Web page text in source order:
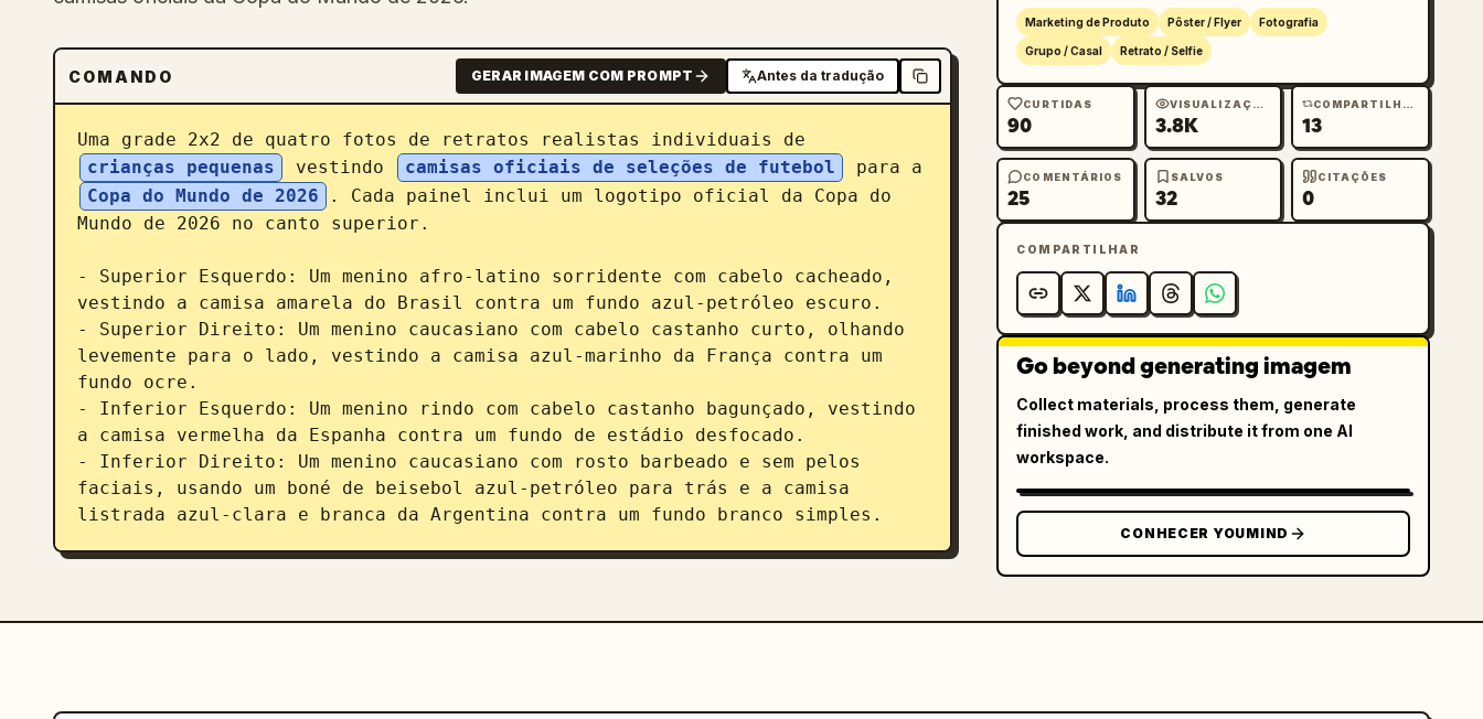
COMANDO GERAR IMAGEM COM PROMPT Antes da tradução
Uma grade 2x2 de quatro fotos de retratos realistas individuais de
crianças pequenas
vestindo camisas oficiais de seleções de futebol
Copa do Mundo de 2026
. Cada painel inclui um logotipo oficial da Copa do
Mundo de 2026 no canto superior.
- Superior Esquerdo: Um menino afro-latino sorridente com cabelo cacheado,
vestindo a camisa amarela do Brasil contra um fundo azul-petróleo escuro.
- Superior Direito: Um menino caucasiano com cabelo castanho curto, olhando
levemente para o lado, vestindo a camisa azul-marinho da França contra um
fundo ocre.
- Inferior Esquerdo: Um menino rindo com cabelo castanho bagunçado, vestindo
a camisa vermelha da Espanha contra um fundo de estádio desfocado.
- Inferior Direito: Um menino caucasiano com rosto barbeado e sem pelos
faciais, usando um boné de beisebol azul-petróleo para trás e a camisa
listrada azul-clara e branca da Argentina contra um fundo branco simples.
Marketing de Produto Pôster / Flyer Fotografia
Grupo / Casal Retrato / Selfie
CURTIDAS
90
VISUALIZAÇÕES
3.8K
COMPARTILHAMENTOS
13
COMENTÁRIOS
25
SALVOS
32
CITAÇÕES
0
COMPARTILHAR
Go beyond generating imagem
Collect materials, process them, generate
finished work, and distribute it from one AI
workspace.
CONHECER YOUMIND